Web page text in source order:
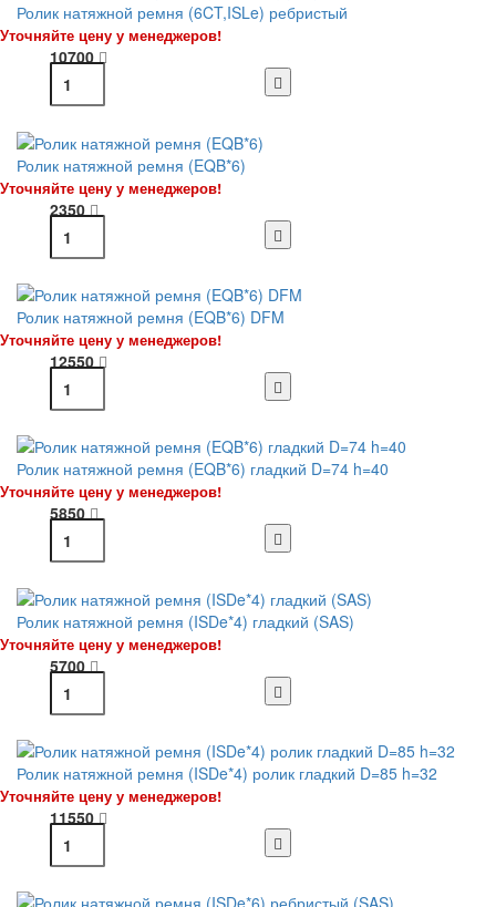
Ролик натяжной ремня (6CT,ISLe) ребристый
Уточняйте цену у менеджеров!
10700
Ролик натяжной ремня (EQB*6)
Уточняйте цену у менеджеров!
2350
Ролик натяжной ремня (EQB*6) DFM
Уточняйте цену у менеджеров!
12550
Ролик натяжной ремня (EQB*6) гладкий D=74 h=40
Уточняйте цену у менеджеров!
5850
Ролик натяжной ремня (ISDe*4) гладкий (SAS)
Уточняйте цену у менеджеров!
5700
Ролик натяжной ремня (ISDe*4) ролик гладкий D=85 h=32
Уточняйте цену у менеджеров!
11550